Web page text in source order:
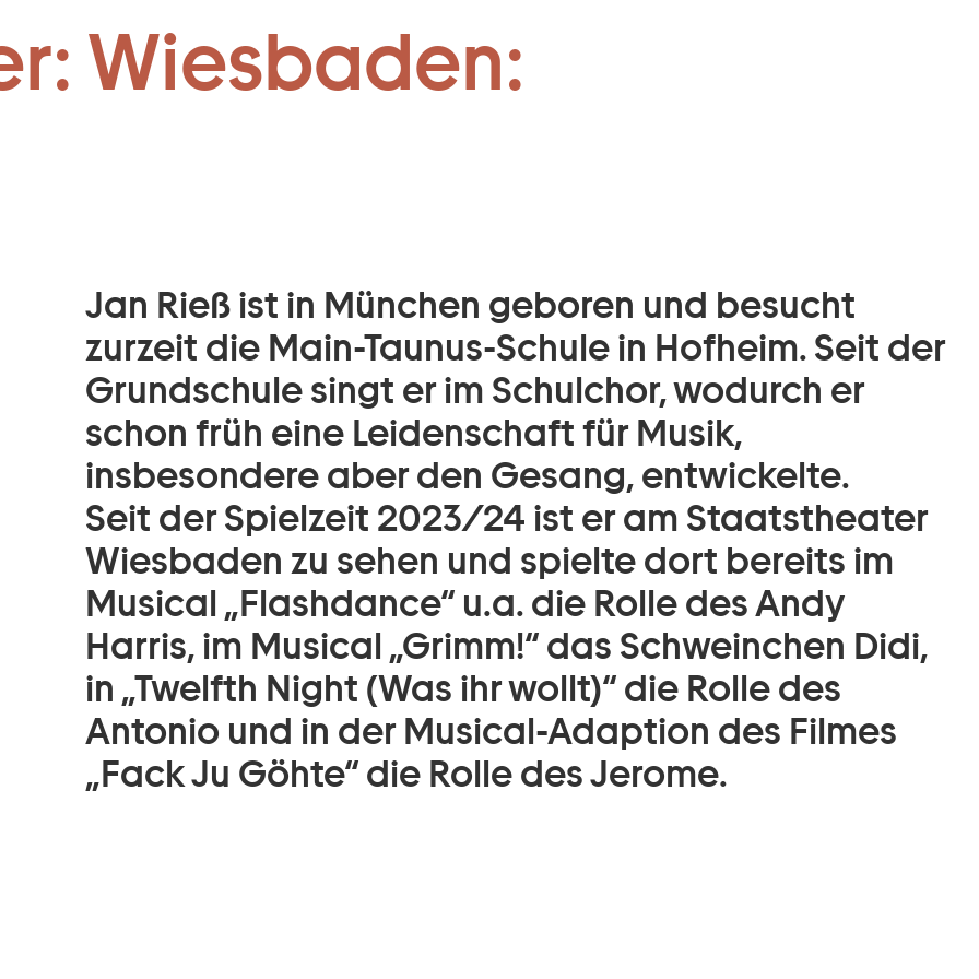
Zum Footer springen
Wiesbaden:
Jan Rieß ist in München geboren und besucht
zurzeit die Main-Taunus-Schule in Hofheim. Seit der
Grundschule singt er im Schulchor, wodurch er
schon früh eine Leidenschaft für Musik,
insbesondere aber den Gesang, entwickelte.
Seit der Spielzeit 2023/24 ist er am Staatstheater
Wiesbaden zu sehen und spielte dort bereits im
Musical „Flashdance“ u.a. die Rolle des Andy
Harris, im Musical „Grimm!“ das Schweinchen Didi,
in „Twelfth Night (Was ihr wollt)“ die Rolle des
Antonio und in der Musical-Adaption des Filmes
„Fack Ju Göhte“ die Rolle des Jerome.